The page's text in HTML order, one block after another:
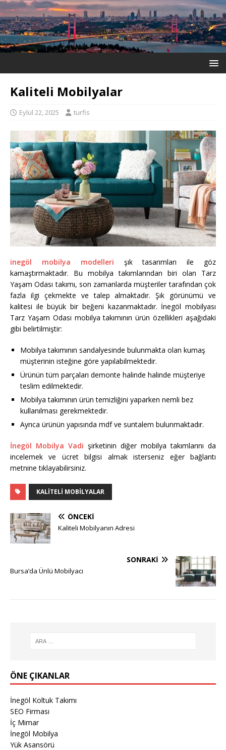
Kaliteli Mobilyalar
Eylül 22, 2025 turfis
inegöl mobilya modelleri şık tasarımları ile göz
kamaştırmaktadır. Bu mobilya takımlarından biri olan Tarz
Yaşam Odası takımı, son zamanlarda müşteriler tarafından çok
fazla ilgi çekmekte ve talep almaktadır. Şık görünümü ve
kalitesi ile büyük bir beğeni kazanmaktadır. İnegöl mobilyası
Tarz Yaşam Odası mobilya takımının ürün özellikleri aşağıdaki
gibi belirtilmiştir:
Mobilya takımının sandalyesinde bulunmakta olan kumaş
müşterinin isteğine göre yapılabilmektedir.
Ürünün tüm parçaları demonte halinde halinde müşteriye
teslim edilmektedir.
Mobilya takımının ürün temizliğini yaparken nemli bez
kullanılması gerekmektedir.
Ayrıca ürünün yapısında mdf ve suntalem bulunmaktadır.
İnegöl Mobilya Vadi şirketinin diğer mobilya takımlarını da
incelemek ve ücret bilgisi almak isterseniz eğer bağlantı
metnine tıklayabilirsiniz.
KALITELI MOBILYALAR
ÖNCEKI
Kaliteli Mobilyanın Adresi
SONRAKI
Bursa’da Ünlü Mobilyacı
ÖNE ÇIKANLAR
İnegöl Koltuk Takımı
SEO Firması
İç Mimar
İnegöl Mobilya
Yük Asansörü